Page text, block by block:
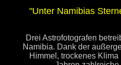
"Unter Namibias
Drei Astrofotografen
Namibia. Dank der
Himmel, trockenes